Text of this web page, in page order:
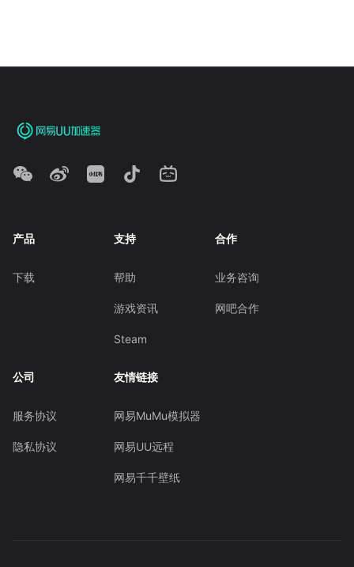
产品
下载
支持
帮助
游戏资讯
Steam
合作
业务咨询
网吧合作
公司
服务协议
隐私协议
友情链接
网易MuMu模拟器
网易UU远程
网易千千壁纸